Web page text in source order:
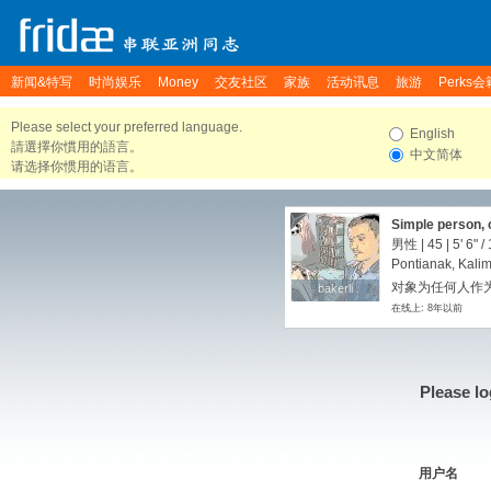
新闻&特写 时尚娱乐 Money 交友社区 家族 活动讯息 旅游 Perks会
Please select your preferred language.
請選擇你慣用的語言。
请选择你惯用的语言。
English
中文简体
bakerli
bakerli
Simple person,
unique and
drop me text
男性 | 45 | 5' 6" /
Pontianak,
对象为任何人作
在线上: 8年以前
Please
用户名